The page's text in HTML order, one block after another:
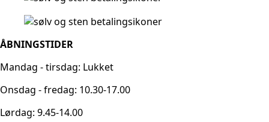
ÅBNINGSTIDER
Mandag - tirsdag: Lukket
Onsdag - fredag: 10.30-17.00
Lørdag: 9.45-14.00